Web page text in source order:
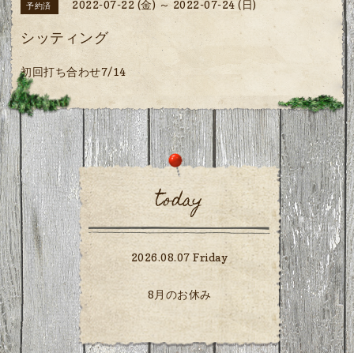
予約済 2022-07-22 (金) ～ 2022-07-24 (日)
シッティング
初回打ち合わせ7/14
today
2026.08.07 Friday
8月のお休み